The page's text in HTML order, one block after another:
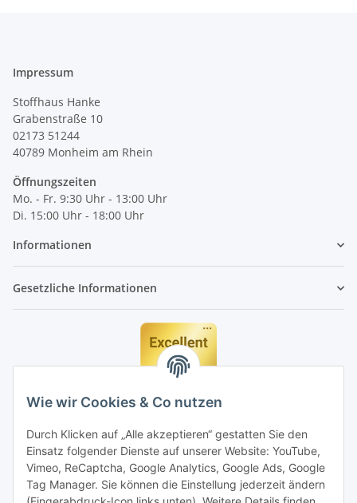
Wie wir Cookies & Co nutzen
Durch Klicken auf „Alle akzeptieren“ gestatten Sie den
Einsatz folgender Dienste auf unserer Website: YouTube,
Vimeo, ReCaptcha, Google Analytics, Google Ads, Google
Tag Manager. Sie können die Einstellung jederzeit ändern
Impressum
Stoffhaus Hanke
Grabenstraße 10
02173 51244
40789 Monheim am Rhein
Öffnungszeiten
Mo. - Fr. 9:30 Uhr - 13:00 Uhr
Di. 15:00 Uhr - 18:00 Uhr
Informationen
Gesetzliche Informationen